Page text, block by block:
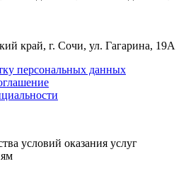
край, г. Сочи, ул. Гагарина, 19А
персональных данных
условий оказания услуг